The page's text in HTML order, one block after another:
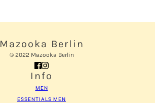
Mazooka Berlin
© 2022 Mazooka Berlin
Info
MEN
ESSENTIALS MEN